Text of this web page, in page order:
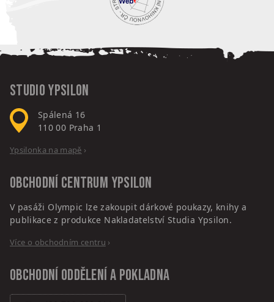
Studio Ypsilon
Spálená 16
110 00 Praha 1
Ypsilonka na mapě ›
Obchodní centrum Ypsilon
V pasáži Olympic lze zakoupit dárkové poukazy, knihy a
publikace z produkce Nakladatelství Studia Ypsilon.
Více o obchodním centru ›
Obchodní oddělení a pokladna